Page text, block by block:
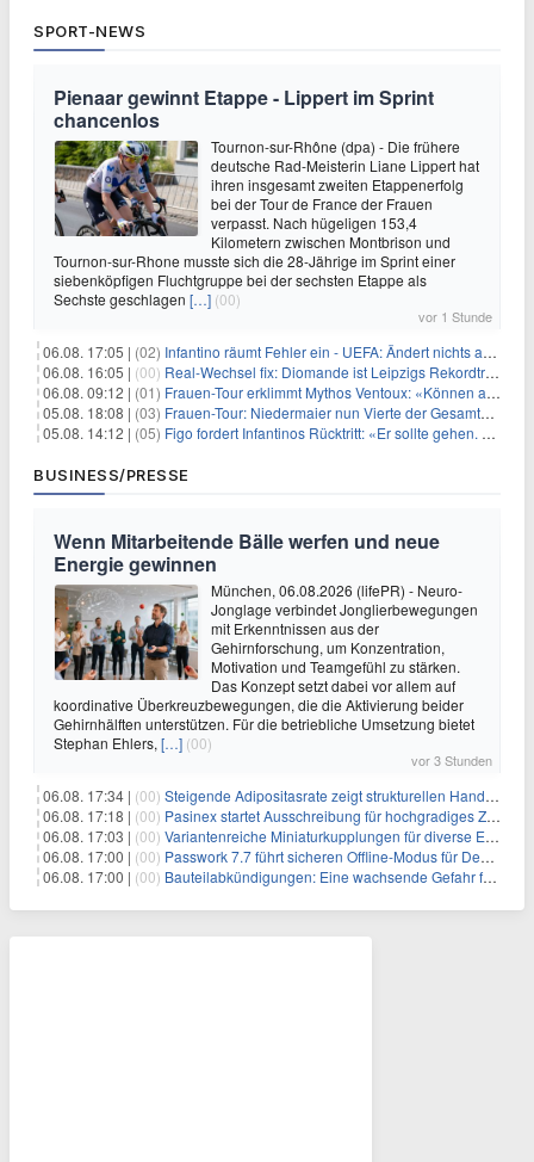
SPORT-NEWS
Pienaar gewinnt Etappe - Lippert im Sprint
chancenlos
Tournon-sur-Rhône (dpa) - Die frühere
deutsche Rad-Meisterin Liane Lippert hat
ihren insgesamt zweiten Etappenerfolg
bei der Tour de France der Frauen
verpasst. Nach hügeligen 153,4
Kilometern zwischen Montbrison und
Tournon-sur-Rhone musste sich die 28-Jährige im Sprint einer
siebenköpfigen Fluchtgruppe bei der sechsten Etappe als
Sechste geschlagen […] (00)
vor 1 Stunde
06.08. 17:05 | (02) Infantino räumt Fehler ein - UEFA: Ändert nichts an Boykott
06.08. 16:05 | (00) Real-Wechsel fix: Diomande ist Leipzigs Rekordtransfer
06.08. 09:12 | (01) Frauen-Tour erklimmt Mythos Ventoux: «Können alles schaffen»
05.08. 18:08 | (03) Frauen-Tour: Niedermaier nun Vierte der Gesamtwertung
05.08. 14:12 | (05) Figo fordert Infantinos Rücktritt: «Er sollte gehen. Jetzt»
BUSINESS/PRESSE
Wenn Mitarbeitende Bälle werfen und neue
Energie gewinnen
München, 06.08.2026 (lifePR) - Neuro-
Jonglage verbindet Jonglierbewegungen
mit Erkenntnissen aus der
Gehirnforschung, um Konzentration,
Motivation und Teamgefühl zu stärken.
Das Konzept setzt dabei vor allem auf
koordinative Überkreuzbewegungen, die die Aktivierung beider
Gehirnhälften unterstützen. Für die betriebliche Umsetzung bietet
Stephan Ehlers, […] (00)
vor 3 Stunden
06.08. 17:34 | (00) Steigende Adipositasrate zeigt strukturellen Handlungsbedarf bei der Ernährung schulpflichtiger Kinder
06.08. 17:18 | (00) Pasinex startet Ausschreibung für hochgradiges Zinksulfidkonzentrat mit Germanium- und Silbergehalten und stellt ein Betriebsupdate bereit
06.08. 17:03 | (00) Variantenreiche Miniaturkupplungen für diverse Einsatzbereiche
06.08. 17:00 | (00) Passwork 7.7 führt sicheren Offline-Modus für Desktop- und Mobile-Apps ein
06.08. 17:00 | (00) Bauteilabkündigungen: Eine wachsende Gefahr für industrielle Elektroniksysteme